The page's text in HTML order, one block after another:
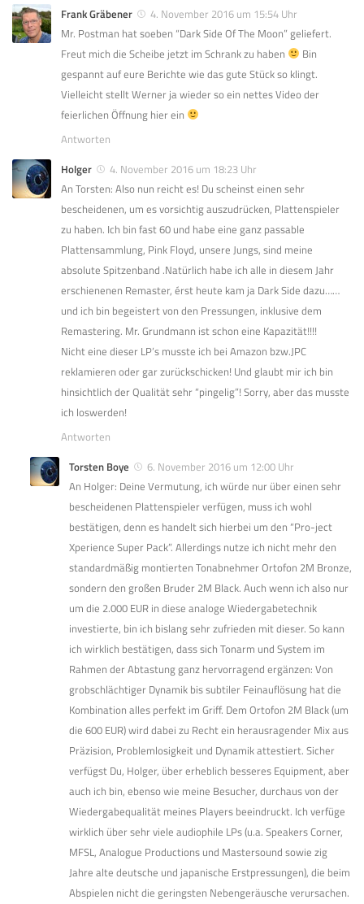
Frank Gräbener
4. November 2016 um 15:54 Uhr
Mr. Postman hat soeben “Dark Side Of The Moon” geliefert.
Freut mich die Scheibe jetzt im Schrank zu haben
Bin
gespannt auf eure Berichte wie das gute Stück so klingt.
Vielleicht stellt Werner ja wieder so ein nettes Video der
feierlichen Öffnung hier ein
Antworten
Holger
4. November 2016 um 18:23 Uhr
An Torsten: Also nun reicht es! Du scheinst einen sehr
bescheidenen, um es vorsichtig auszudrücken, Plattenspieler
zu haben. Ich bin fast 60 und habe eine ganz passable
Plattensammlung, Pink Floyd, unsere Jungs, sind meine
absolute Spitzenband .Natürlich habe ich alle in diesem Jahr
erschienenen Remaster, érst heute kam ja Dark Side dazu……
und ich bin begeistert von den Pressungen, inklusive dem
Remastering. Mr. Grundmann ist schon eine Kapazität!!!!
Nicht eine dieser LP’s musste ich bei Amazon bzw.JPC
reklamieren oder gar zurückschicken! Und glaubt mir ich bin
hinsichtlich der Qualität sehr “pingelig”! Sorry, aber das musste
ich loswerden!
Antworten
Torsten Boye
6. November 2016 um 12:00 Uhr
An Holger: Deine Vermutung, ich würde nur über einen sehr
bescheidenen Plattenspieler verfügen, muss ich wohl
bestätigen, denn es handelt sich hierbei um den “Pro-ject
Xperience Super Pack”. Allerdings nutze ich nicht mehr den
standardmäßig montierten Tonabnehmer Ortofon 2M Bronze,
sondern den großen Bruder 2M Black. Auch wenn ich also nur
um die 2.000 EUR in diese analoge Wiedergabetechnik
investierte, bin ich bislang sehr zufrieden mit dieser. So kann
ich wirklich bestätigen, dass sich Tonarm und System im
Rahmen der Abtastung ganz hervorragend ergänzen: Von
grobschlächtiger Dynamik bis subtiler Feinauflösung hat die
Kombination alles perfekt im Griff. Dem Ortofon 2M Black (um
die 600 EUR) wird dabei zu Recht ein herausragender Mix aus
Präzision, Problemlosigkeit und Dynamik attestiert. Sicher
verfügst Du, Holger, über erheblich besseres Equipment, aber
auch ich bin, ebenso wie meine Besucher, durchaus von der
Wiedergabequalität meines Players beeindruckt. Ich verfüge
wirklich über sehr viele audiophile LPs (u.a. Speakers Corner,
MFSL, Analogue Productions und Mastersound sowie zig
Jahre alte deutsche und japanische Erstpressungen), die beim
Abspielen nicht die geringsten Nebengeräusche verursachen.